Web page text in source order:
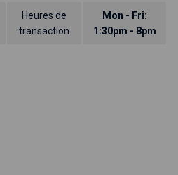
Heures de
transaction
Mon - Fri:
1:30pm - 8pm